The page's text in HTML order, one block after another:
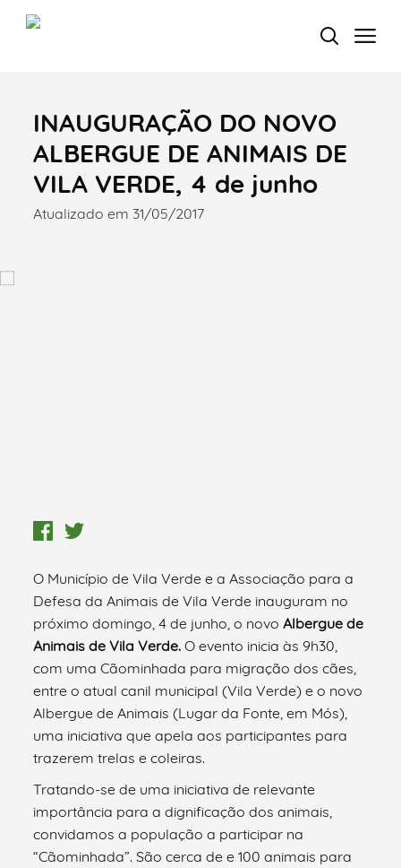
Termo de Pesquisa
INAUGURAÇÃO DO NOVO
ALBERGUE DE ANIMAIS DE
VILA VERDE, 4 de junho
Atualizado em 31/05/2017
O Município de Vila Verde e a Associação para a
Defesa da Animais de Vila Verde inauguram no
próximo domingo, 4 de junho, o novoAlbergue de
Animais de Vila Verde. O evento inicia às 9h30,
com uma Cãominhada para migração dos cães,
entre o atual canil municipal (Vila Verde) e o novo
Albergue de Animais (Lugar da Fonte, em Mós),
uma iniciativa que apela aos participantes para
trazerem trelas e coleiras.
Tratando-se de uma iniciativa de relevante
importância para a dignificação dos animais,
convidamos a população a participar na
“Cãominhada”. São cerca de e 100 animais para